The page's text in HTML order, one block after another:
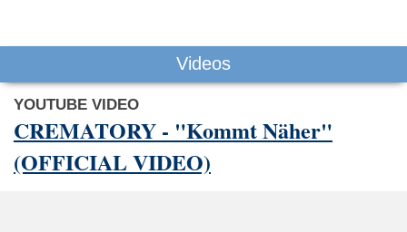
Videos
YOUTUBE VIDEO
CREMATORY - "Kommt Näher"
(OFFICIAL VIDEO)